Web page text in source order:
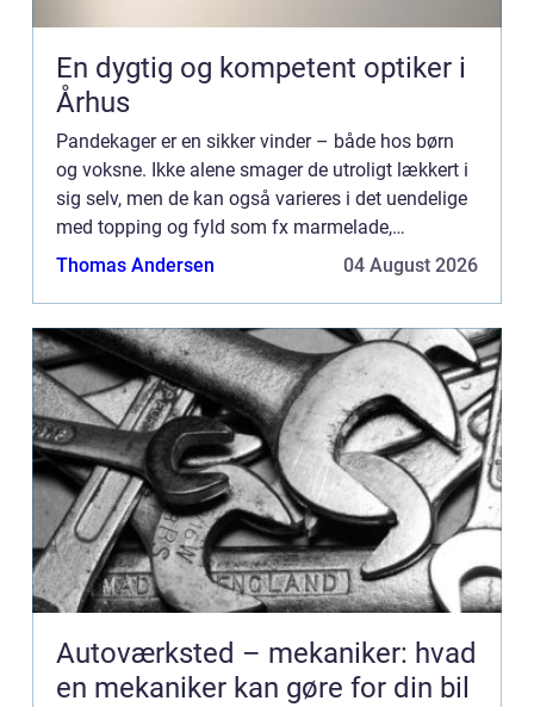
En dygtig og kompetent optiker i
Århus
Pandekager er en sikker vinder – både hos børn
og voksne. Ikke alene smager de utroligt lækkert i
sig selv, men de kan også varieres i det uendelige
med topping og fyld som fx marmelade,
kanelsukker, is og meget mere. O...
Thomas Andersen 04 August 2026
Autoværksted – mekaniker: hvad
en mekaniker kan gøre for din bil